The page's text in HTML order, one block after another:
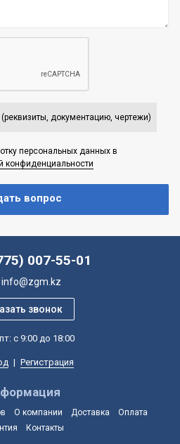
документацию, чертежи)
персональных данных в
конфиденциальности
007-55-01
info@zgm.kz
с 9:00 до 18:00
| Регистрация
О компании Доставка
Оплата
Контакты